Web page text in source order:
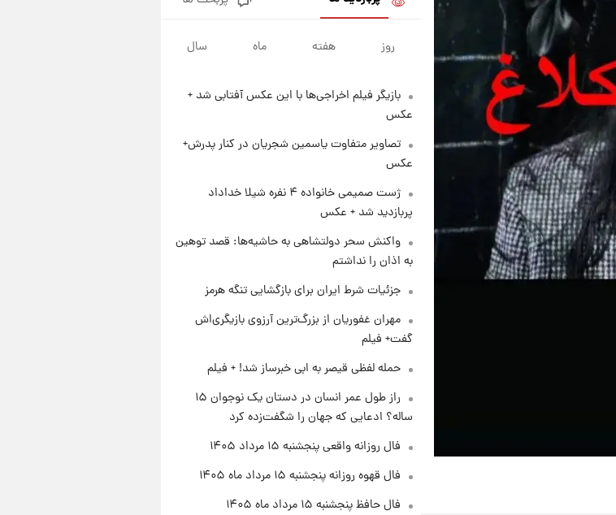
فال قهوه روزانه پنجشنبه ۱۵ مرداد
ماه ۱۴۰۵
۱۹ ساعت پیش
چهارشنبه ۱۴ مرداد + جدول
تولید سایپا؛ نام خودرو، مبلغ پیش
پرداخت و زمان تحویل | سود
مشارکت چند درصد است؟
روز هفته ماه سال
بازیگر فیلم اخراجی‌ها با این عکس آفتابی شد +
عکس
تصاویر متفاوت یاسمین شجریان در کنار پدرش+
عکس
ژست صمیمی خانواده ۴ نفره شیلا خداداد
پربازدید شد + عکس
واکنش سحر دولتشاهی به حاشیه‌ها: قصد توهین
به اذان را نداشتم
جزئیات شرط ایران برای بازگشایی تنگه هرمز
مهران غفوریان از بزرگ‌ترین آرزوی بازیگری‌اش
گفت+ فیلم
حمله لفظی قیصر به ابی خبرساز شد! + فیلم
راز طول عمر انسان در دستان یک نوجوان ۱۵
ساله؟ ادعایی که جهان را شگفت‌زده کرد
فال روزانه واقعی پنجشنبه ۱۵ مرداد ۱۴۰۵
فال قهوه روزانه پنجشنبه ۱۵ مرداد ماه ۱۴۰۵
فال حافظ پنجشنبه ۱۵ مرداد ماه ۱۴۰۵